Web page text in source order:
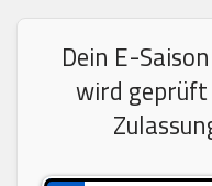
Dein E-
wird